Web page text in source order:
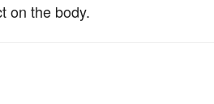
on the body.